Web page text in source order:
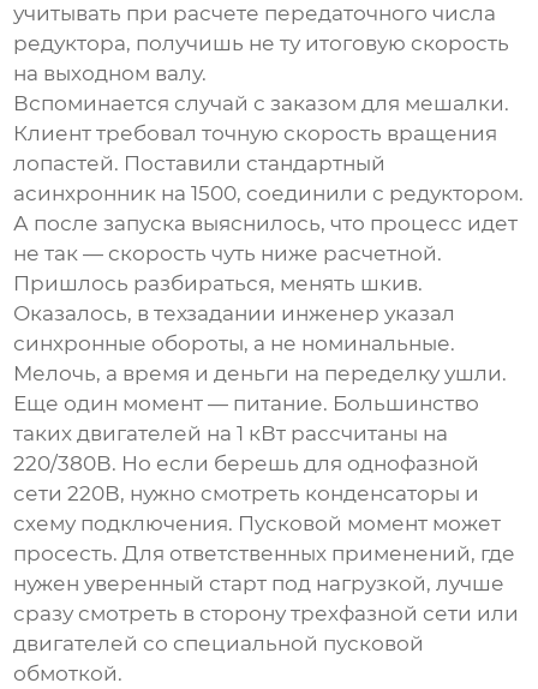
учитывать при расчете передаточного числа
редуктора, получишь не ту итоговую скорость
на выходном валу.
Вспоминается случай с заказом для мешалки.
Клиент требовал точную скорость вращения
лопастей. Поставили стандартный
асинхронник на 1500, соединили с редуктором.
А после запуска выяснилось, что процесс идет
не так — скорость чуть ниже расчетной.
Пришлось разбираться, менять шкив.
Оказалось, в техзадании инженер указал
синхронные обороты, а не номинальные.
Мелочь, а время и деньги на переделку ушли.
Еще один момент — питание. Большинство
таких двигателей на 1 кВт рассчитаны на
220/380В. Но если берешь для однофазной
сети 220В, нужно смотреть конденсаторы и
схему подключения. Пусковой момент может
просесть. Для ответственных применений, где
нужен уверенный старт под нагрузкой, лучше
сразу смотреть в сторону трехфазной сети или
двигателей со специальной пусковой
обмоткой.